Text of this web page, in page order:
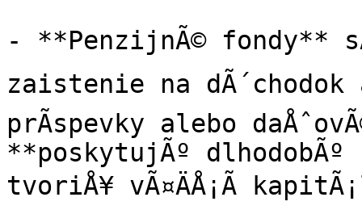
- **PenzijnÃ© fondy**
zaistenie na dÃ´chodok
prÃ­spevky alebo
**poskytujÃº
tvoriÅ¥ vÃ¤ÄÅ¡Ã­